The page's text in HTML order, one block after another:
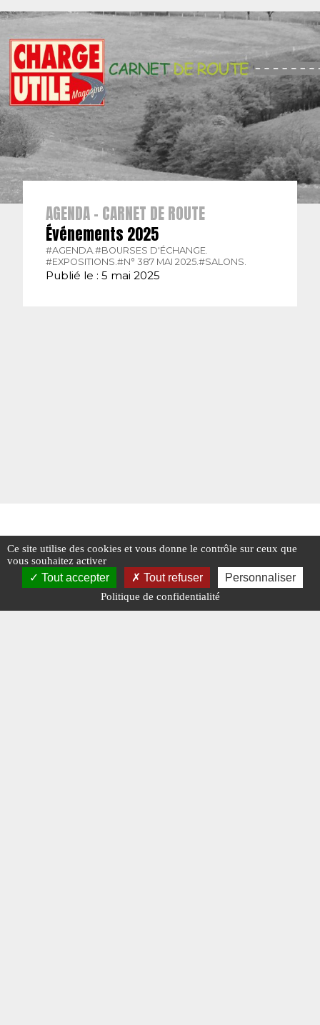
AGENDA - CARNET DE ROUTE
Événements 2025
#AGENDA. #BOURSES D'ÉCHANGE.
#EXPOSITIONS. #N° 387 MAI 2025. #SALONS.
Publié le : 5 mai 2025
Ce site utilise des cookies et vous donne le contrôle sur ceux que
vous souhaitez activer
Tout accepter Tout refuser Personnaliser
Politique de confidentialité